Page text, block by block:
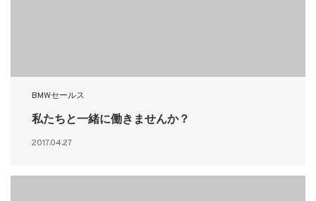
BMWセールス
私たちと一緒に働きませんか？
2017.04.27